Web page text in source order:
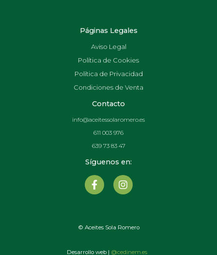
Páginas Legales
Aviso Legal
Política de Cookies
Política de Privacidad
Condiciones de Venta
Contacto
info@aceitessolaromero.es
611 003 976
639 73 83 47
Síguenos en:
F
a
o
I
n
g
a
© Aceites Sola Romero
Desarrollo web | @cedinem.es